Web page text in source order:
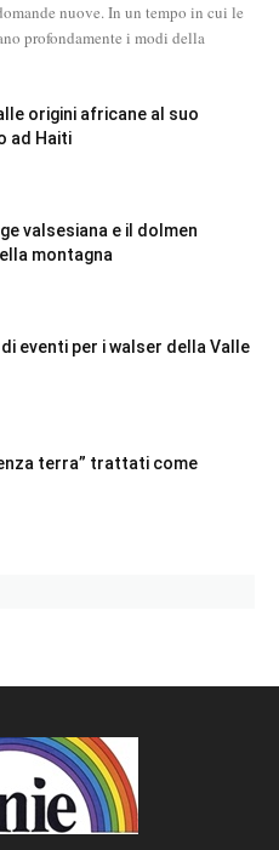
nuove. In un tempo in cui le
profondamente i modi della
origini africane al suo
ad Haiti
valsesiana e il dolmen
montagna
eventi per i walser della Valle
terra” trattati come